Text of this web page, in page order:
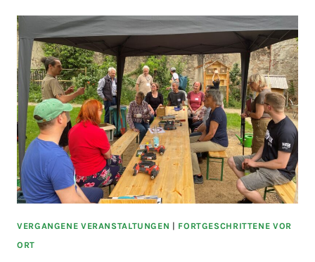
VERGANGENE VERANSTALTUNGEN | FORTGESCHRITTENE VOR
ORT